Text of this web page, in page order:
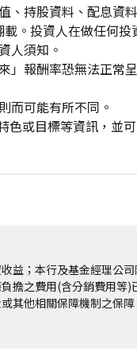
、持股資料、配息資
。投資人在做任何投
人須知。
」報酬率恐無法正常
而可能有所不同。
色或目標等資訊，並
益；本行及基金經理公
擔之費用(含分銷費用等
其他相關保障機制之保